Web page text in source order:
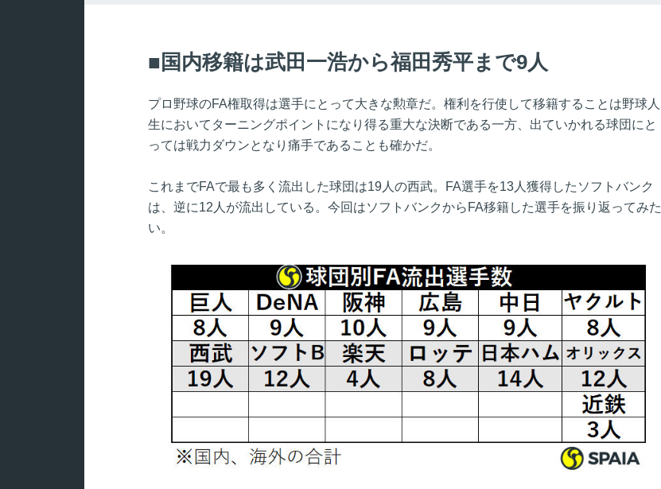
国内移籍は武田一浩から福田秀平まで9人
プロ野球のFA権取得は選手にとって大きな勲章だ。権利を行使して移籍することは野球人
生においてターニングポイントになり得る重大な決断である一方、出ていかれる球団にと
っては戦力ダウンとなり痛手であることも確かだ。
これまでFAで最も多く流出した球団は19人の西武。FA選手を13人獲得したソフトバンク
は、逆に12人が流出している。今回はソフトバンクからFA移籍した選手を振り返ってみた
い。